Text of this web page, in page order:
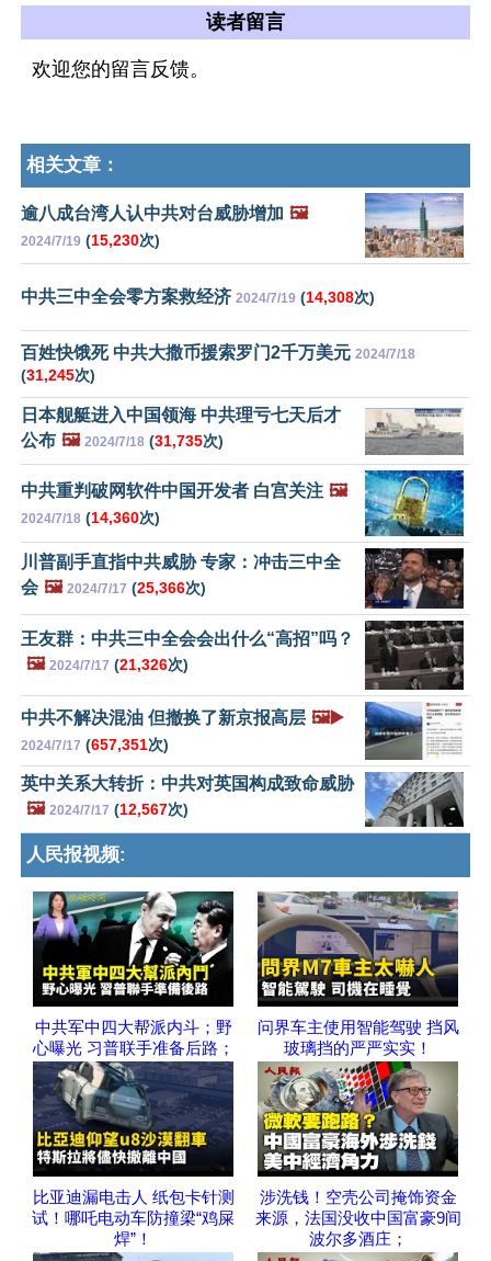
读者留言
欢迎您的留言反馈。
相关文章：
逾八成台湾人认中共对台威胁增加 🖼️
2024/7/19 (15,230次)
中共三中全会零方案救经济 2024/7/19 (14,308次)
百姓快饿死 中共大撒币援索罗门2千万美元 2024/7/18
(31,245次)
日本舰艇进入中国领海 中共理亏七天后才
公布 🖼️ 2024/7/18 (31,735次)
中共重判破网软件中国开发者 白宫关注 🖼️
2024/7/18 (14,360次)
川普副手直指中共威胁 专家：冲击三中全
会 🖼️ 2024/7/17 (25,366次)
王友群：中共三中全会会出什么“高招”吗？
🖼️ 2024/7/17 (21,326次)
中共不解决混油 但撤换了新京报高层 🖼️▶️
2024/7/17 (657,351次)
英中关系大转折：中共对英国构成致命威胁
🖼️ 2024/7/17 (12,567次)
人民报视频:
中共军中四大帮派内斗；野
心曝光 习普联手准备后路；
问界车主使用智能驾驶 挡风
玻璃挡的严严实实！
比亚迪漏电击人 纸包卡针测
试！哪吒电动车防撞梁“鸡屎
焊”！
涉洗钱！空壳公司掩饰资金
来源，法国没收中国富豪9间
波尔多酒庄；